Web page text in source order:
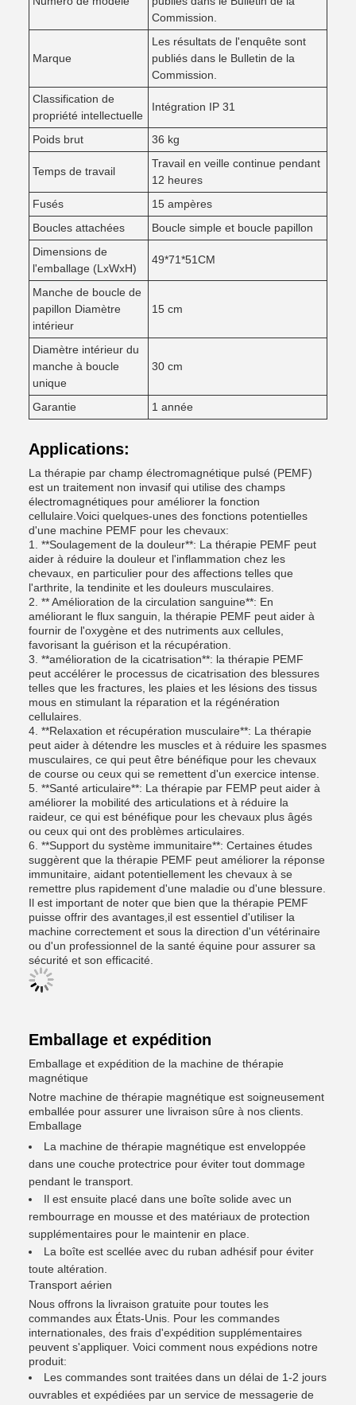
Commission.
Marque
Les résultats de l'enquête sont
publiés dans le Bulletin de la
Commission.
Classification de
propriété intellectuelle
Intégration IP 31
Poids brut 36 kg
Temps de travail
Travail en veille continue pendant
12 heures
Fusés
15 ampères
Boucles attachées
Boucle simple et boucle papillon
Dimensions de
l'emballage (LxWxH)
49*71*51CM
Manche de boucle de
papillon Diamètre
intérieur
15 cm
Diamètre intérieur du
manche à boucle
unique
30 cm
Garantie 1 année
Applications:
La thérapie par champ électromagnétique pulsé (PEMF)
est un traitement non invasif qui utilise des champs
électromagnétiques pour améliorer la fonction
cellulaire.Voici quelques-unes des fonctions potentielles
d'une machine PEMF pour les chevaux:
1. **Soulagement de la douleur**: La thérapie PEMF peut
aider à réduire la douleur et l'inflammation chez les
chevaux, en particulier pour des affections telles que
l'arthrite, la tendinite et les douleurs musculaires.
2. ** Amélioration de la circulation sanguine**: En
améliorant le flux sanguin, la thérapie PEMF peut aider à
fournir de l'oxygène et des nutriments aux cellules,
favorisant la guérison et la récupération.
3. **amélioration de la cicatrisation**: la thérapie PEMF
peut accélérer le processus de cicatrisation des blessures
telles que les fractures, les plaies et les lésions des tissus
mous en stimulant la réparation et la régénération
cellulaires.
4. **Relaxation et récupération musculaire**: La thérapie
peut aider à détendre les muscles et à réduire les spasmes
musculaires, ce qui peut être bénéfique pour les chevaux
de course ou ceux qui se remettent d'un exercice intense.
5. **Santé articulaire**: La thérapie par FEMP peut aider à
améliorer la mobilité des articulations et à réduire la
raideur, ce qui est bénéfique pour les chevaux plus âgés
ou ceux qui ont des problèmes articulaires.
6. **Support du système immunitaire**: Certaines études
suggèrent que la thérapie PEMF peut améliorer la réponse
immunitaire, aidant potentiellement les chevaux à se
remettre plus rapidement d'une maladie ou d'une blessure.
Il est important de noter que bien que la thérapie PEMF
puisse offrir des avantages,il est essentiel d'utiliser la
machine correctement et sous la direction d'un vétérinaire
ou d'un professionnel de la santé équine pour assurer sa
sécurité et son efficacité.
Emballage et expédition
Emballage et expédition de la machine de thérapie
magnétique
Notre machine de thérapie magnétique est soigneusement
emballée pour assurer une livraison sûre à nos clients.
Emballage
La machine de thérapie magnétique est enveloppée
dans une couche protectrice pour éviter tout dommage
pendant le transport.
Il est ensuite placé dans une boîte solide avec un
rembourrage en mousse et des matériaux de protection
supplémentaires pour le maintenir en place.
La boîte est scellée avec du ruban adhésif pour éviter
toute altération.
Transport aérien
Nous offrons la livraison gratuite pour toutes les
commandes aux États-Unis. Pour les commandes
internationales, des frais d'expédition supplémentaires
peuvent s'appliquer. Voici comment nous expédions notre
produit:
Les commandes sont traitées dans un délai de 1-2 jours
ouvrables et expédiées par un service de messagerie de